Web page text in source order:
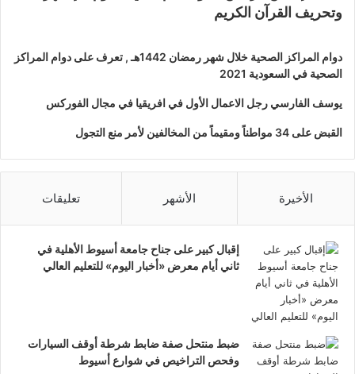
وتحريف القرآن الكريم
دوام المراكز الصحية خلال شهر رمضان 1442هـ , تعرف على دوام المراكز
الصحية في السعودية 2021
يوسف الفارسي رجل الاعمال الأول في افريقيا في مجال الفوركس
القبض على 34 مواطناً ومقيماً من المخالفين لأمر منع التجول
الأخيرة الأشهر تعليقات
إقبال كبير على جناح جامعة أسيوط الأهلية في
ثاني أيام معرض «أخبار اليوم» للتعليم العالي
ضبط منتحل صفة ضابط شرطة أوقف السيارات
وفحص التراخيص في شوارع أسيوط